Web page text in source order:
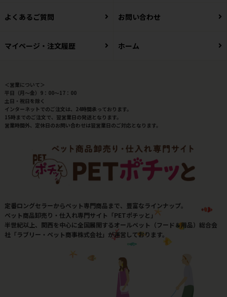
よくあるご質問 お問い合わせ
マイページ・注文履歴 ホーム
＜営業について＞
平日（月～金）9：00～17：00
土日・祝日を除く
インターネットでのご注文は、24時間承っております。
15時までのご注文で、翌営業日の発送となります。
営業時間外、定休日のお問い合わせは翌営業日のご対応となります。
定番ロングセラーからペット専門商品まで、豊富なラインナップ。
ペット商品卸売り・仕入れ専門サイト「PETポチッと」
半世紀以上、関西を中心に全国展開するオールペット（フード＆用品）総合会
社「ラブリー・ペット商事株式会社」が運営しております。